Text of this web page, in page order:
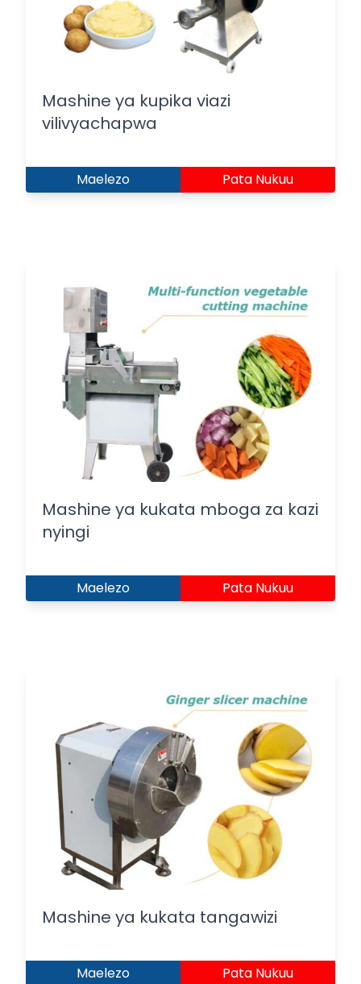
Mashine ya kupika viazi
vilivyachapwa
Maelezo Pata Nukuu
Mashine ya kukata mboga za kazi
nyingi
Maelezo Pata Nukuu
Mashine ya kukata tangawizi
Maelezo Pata Nukuu